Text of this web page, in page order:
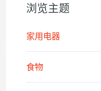
浏览主题
家用电器
食物